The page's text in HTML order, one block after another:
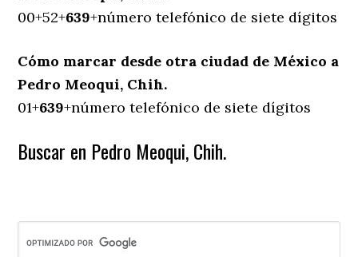
00+52+639+número telefónico de siete dígitos
Cómo marcar desde otra ciudad de México a
Pedro Meoqui, Chih.
01+639+número telefónico de siete dígitos
Buscar en Pedro Meoqui, Chih.